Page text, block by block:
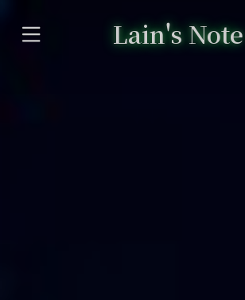
Lain's Note